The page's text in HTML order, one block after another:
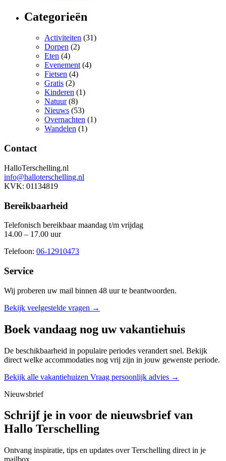
Categorieën
Activiteiten (31)
Dorpen (2)
Eten (4)
Evenement(4)
Fietsen (4)
Gratis (2)
Kinderen (1)
Natuur(8)
Nieuws (53)
Overnachten (1)
Wandelen (1)
Contact
HalloTerschelling.nl
info@halloterschelling.nl
KVK: 01134819
Bereikbaarheid
Telefonisch bereikbaar maandag t/m vrijdag
14.00 – 17.00 uur
Telefoon: 06-12910473
Service
Wij proberen uw mail binnen 48 uurte beantwoorden.
Bekijk veelgestelde vragen →
Boek vandaag nog uw vakantiehuis
De beschikbaarheid in populaire periodes verandert snel. Bekijk
direct welke accommodaties nog vrij zijn in jouw gewenste periode.
Bekijk alle vakantiehuizen Vraag persoonlijk advies →
Nieuwsbrief
Schrijf je in voor de nieuwsbrief van
Hallo Terschelling
Ontvang inspiratie, tips en updates over Terschelling direct in je